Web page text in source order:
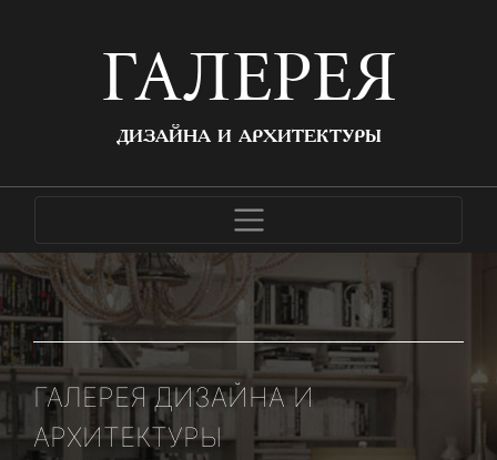
ГАЛЕРЕЯ
ДИЗАЙНА И АРХИТЕКТУРЫ
ГАЛЕРЕЯ ДИЗАЙНА И
АРХИТЕКТУРЫ